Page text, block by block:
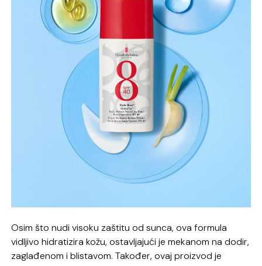
Osim što nudi visoku zaštitu od sunca, ova formula
vidljivo hidratizira kožu, ostavljajući je mekanom na dodir,
zaglađenom i blistavom. Također, ovaj proizvod je